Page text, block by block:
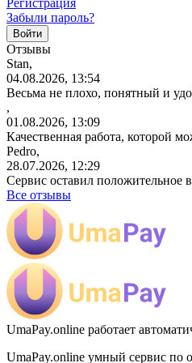
Забыли пароль?
Отзывы
Stan,
04.08.2026, 13:54
Весьма не плохо, понятный и
,
01.08.2026, 13:09
Качественная работа, которой
Pedro,
28.07.2026, 12:29
Сервис оставил положительное
Все отзывы
UmaPay.online работает
UmaPay.online умный сервис по